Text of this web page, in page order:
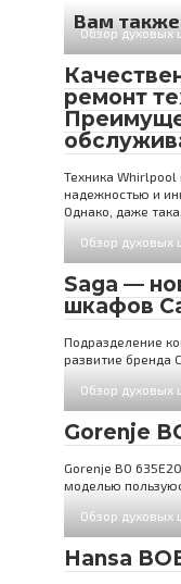
Вам
Обзор духовых
ремонт
Техника Whirlpool
надежностью и
Однако, даже
Обзор духовых
Saga —
шкафов
Подразделение
развитие бренда
Обзор духовых
Gorenje
Gorenje BO
моделью
Обзор духовых
Hansa